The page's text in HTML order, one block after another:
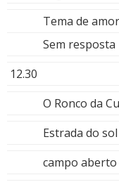
Tema de
Sem resposta
12.30
O Ronco da
Estrada do sol
campo aberto